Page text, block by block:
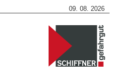
09. 08. 2026